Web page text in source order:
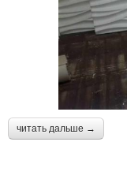
читать дальше →